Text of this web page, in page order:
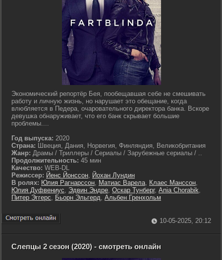
Экономический репортёр Бея, пообещавшая себе не смешивать
работу и личную жизнь, но нарушает это обещание, когда
влюбляется в Педера, очаровательного директора банка. Вскоре
девушка обнаруживает, что его банк скрывает большие
проблемы....
Год выпуска: 2020
Страна: Швеция, Дания, Норвегия, Финляндия, Великобритания
Жанр: Драмы / Триллеры / Сериалы / Зарубежные сериалы / ..
Продолжительность: 45 мин
Качество: WEB-DL
Режиссер: Йенс Йонссон, Йохан Лундин
В ролях: Юлия Рагнарссон, Матиас Варела, Клаес Манссон,
Юлия Дуфвениус, Эдвин Эндре, Оскар Тунберг, Ania Chorabik,
Питер Эггерс, Бьорн Эльгерд, Альбен Гренхольм
10-05-2025, 20:12
Слепцы 2 сезон (2020) - смотреть онлайн